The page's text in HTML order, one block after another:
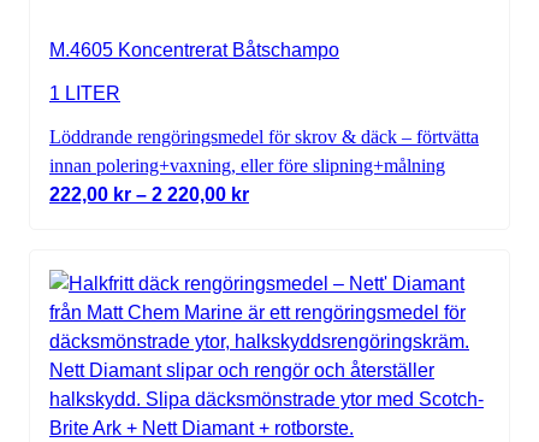
M.4605 Koncentrerat Båtschampo
1 LITER
Löddrande rengöringsmedel för skrov & däck – förtvätta
innan polering+vaxning, eller före slipning+målning
222,00 kr – 2 220,00 krPrice range: 222,00 kr through